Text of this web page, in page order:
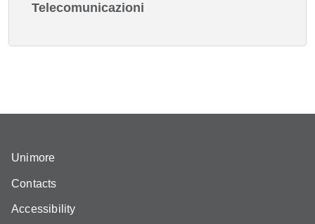
Telecomunicazioni
Unimore
Contacts
Accessibility